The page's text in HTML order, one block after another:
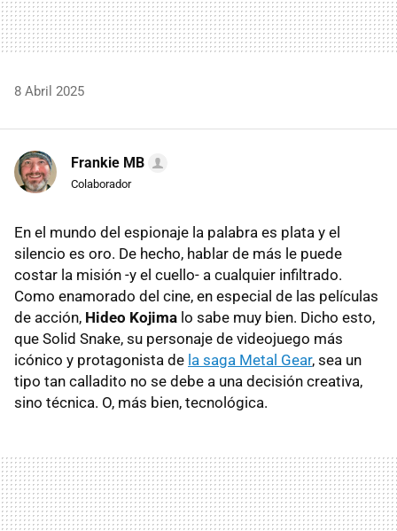
8 Abril 2025
Frankie MB
Colaborador
En el mundo del espionaje la palabra es plata y el
silencio es oro. De hecho, hablar de más le puede
costar la misión -y el cuello- a cualquier infiltrado.
Como enamorado del cine, en especial de las películas
de acción, Hideo Kojima lo sabe muy bien. Dicho esto,
que Solid Snake, su personaje de videojuego más
icónico y protagonista de la saga Metal Gear, sea un
tipo tan calladito no se debe a una decisión creativa,
sino técnica. O, más bien, tecnológica.